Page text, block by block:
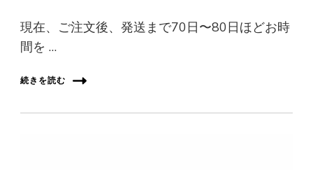
現在、ご注文後、発送まで70日〜80日ほどお時
間を …
続きを読む